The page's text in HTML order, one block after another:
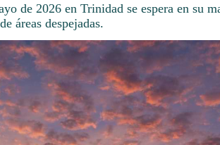
de 2026 en Trinidad se espera en su
áreas despejadas.